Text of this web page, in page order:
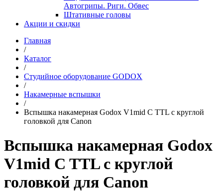
Автогрипы. Риги. Обвес
Штативные головы
Акции и скидки
Главная
/
Каталог
/
Студийное оборудование GODOX
/
Накамерные вспышки
/
Вспышка накамерная Godox V1mid C TTL с круглой
головкой для Canon
Вспышка накамерная Godox
V1mid C TTL с круглой
головкой для Canon